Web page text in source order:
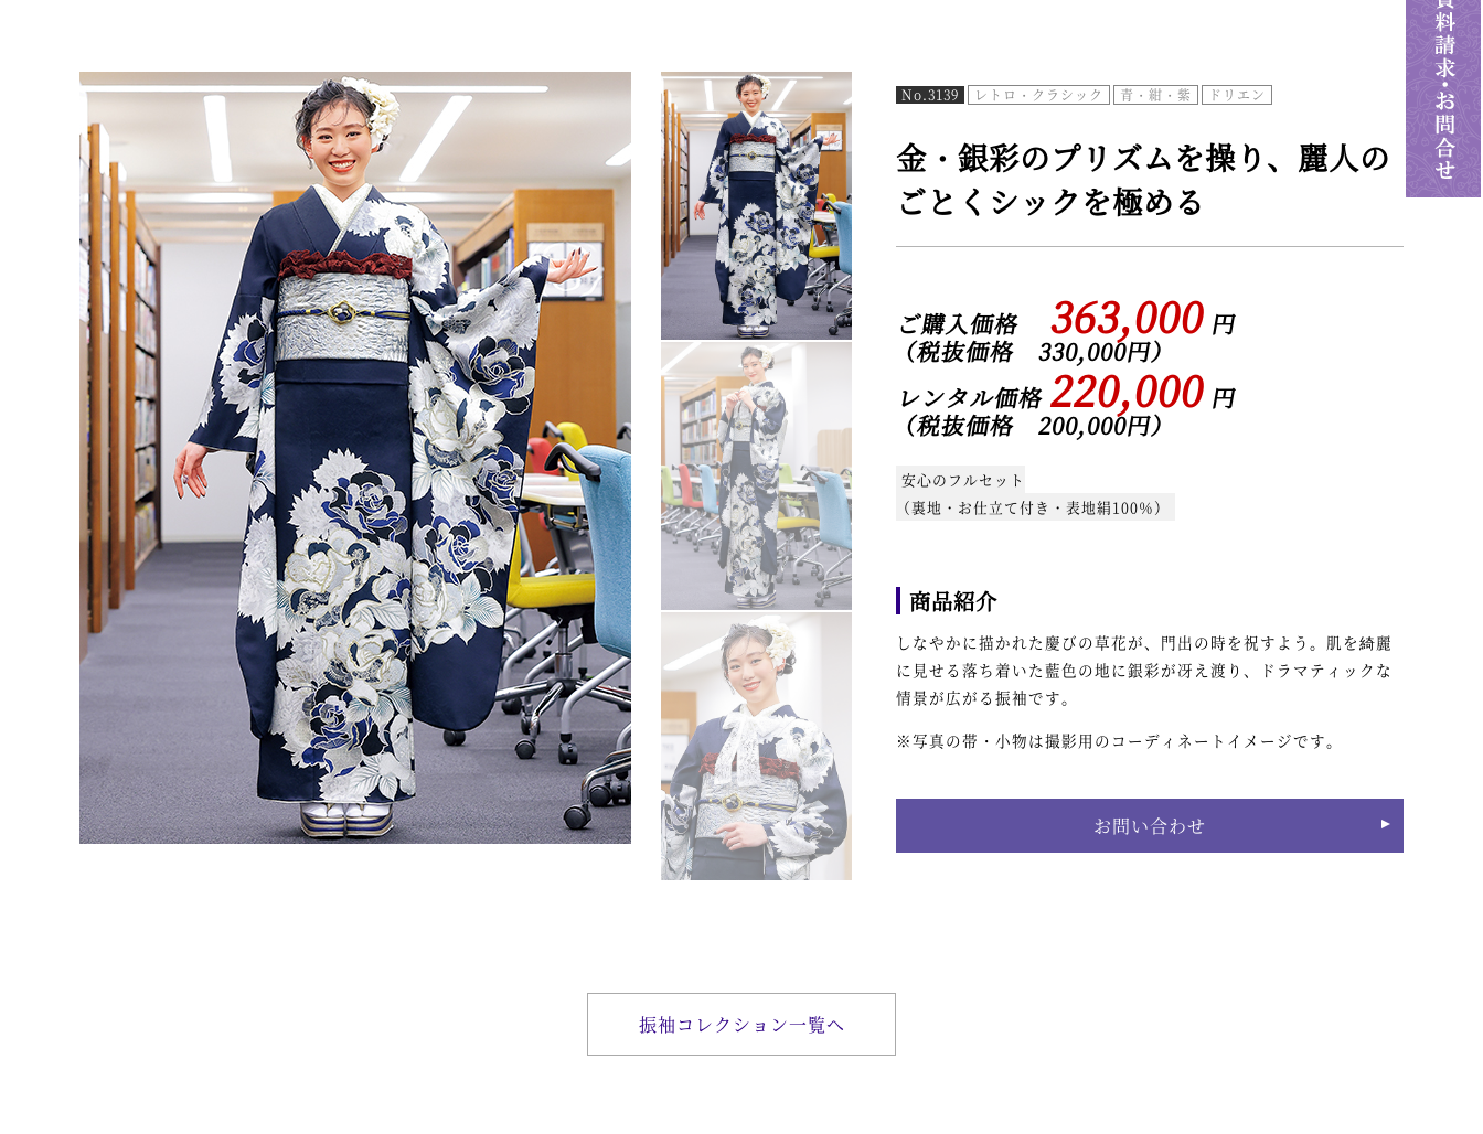
No.3139 レトロ・クラシック 青・紺・紫 ドリエン
金・銀彩のプリズムを操り、麗人の
ごとくシックを極める
ご購入価格363,000 円
（税抜価格 330,000円）
レンタル価格220,000 円
（税抜価格 200,000円）
安心のフルセット
（裏地・お仕立て付き・表地絹100％）
商品紹介
しなやかに描かれた慶びの草花が、門出の時を祝すよう。肌を綺麗
に見せる落ち着いた藍色の地に銀彩が冴え渡り、ドラマティックな
情景が広がる振袖です。
※写真の帯・小物は撮影用のコーディネートイメージです。
お問い合わせ
振袖コレクション一覧へ